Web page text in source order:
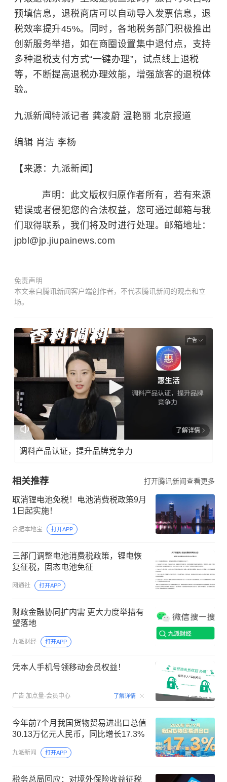
预填信息，退税商店可以自动导入发票信息，退
税效率提升45%。同时，各地税务部门积极推出
创新服务举措，如在商圈设置集中退付点，支持
多种退税支付方式“一键办理”，试点线上退税
等，不断提高退税办理效能，增强旅客的退税体
验。
九派新闻特派记者 龚凌蔚 温艳丽 北京报道
编辑 肖洁 李杨
【来源：九派新闻】
声明：此文版权归原作者所有，若有来源
错误或者侵犯您的合法权益，您可通过邮箱与我
们取得联系，我们将及时进行处理。邮箱地址：
jpbl@jp.jiupainews.com
免责声明
本文来自腾讯新闻客户端创作者，不代表腾讯新闻的观点和立
场。
广告
了解详情
调料产品认证，提升品牌竞争力
相关推荐 打开腾讯新闻查看更多
取消锂电池免税！电池消费税政策9月
1日起实施！
合肥本地宝 打开APP
三部门调整电池消费税政策，锂电恢
复征税，固态电池免征
网通社 打开APP
财政金融协同扩内需 更大力度举措有
望落地
九派财经 打开APP
凭本人手机号领移动会员权益！
广告 加点量-会员中心 了解详情 00:15
今年前7个月我国货物贸易进出口总值
30.13万亿元人民币，同比增长17.3%
九派新闻 打开APP
税务总局回应：对境外保险收益征税